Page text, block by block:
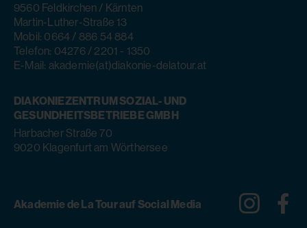
9560 Feldkirchen / Kärnten
Martin-Luther-Straße 13
Mobil: 0664 / 886 54 884
Telefon: 04276 / 2201 - 1350
E-Mail: akademie(at)diakonie-delatour.at
DIAKONIEZENTRUM SOZIAL- UND
GESUNDHEITSBETRIEBE GMBH
Harbacher Straße 70
9020 Klagenfurt am Wörthersee
Akademie de La Tour auf Social Media